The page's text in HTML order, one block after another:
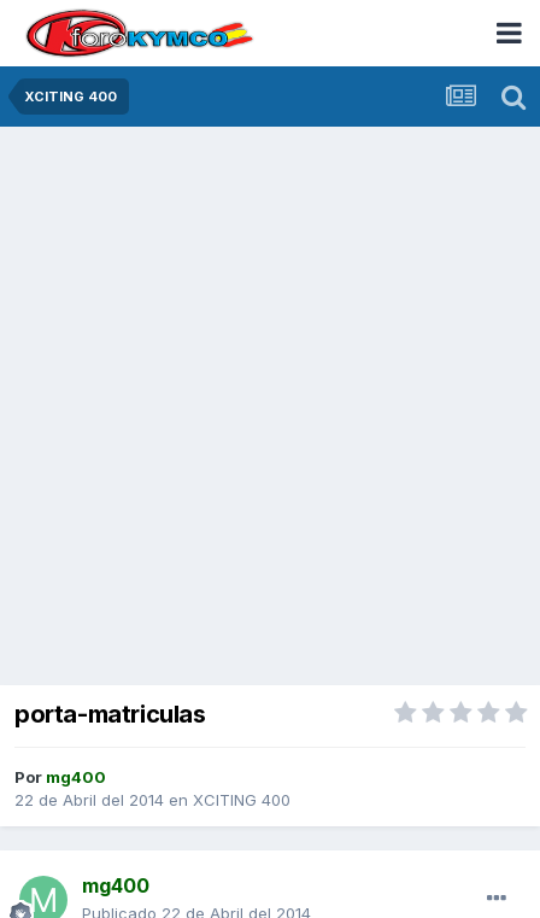
XCITING 400
porta-matriculas
Por mg400
22 de Abril del 2014 en XCITING 400
mg400
Publicado 22 de Abril del 2014